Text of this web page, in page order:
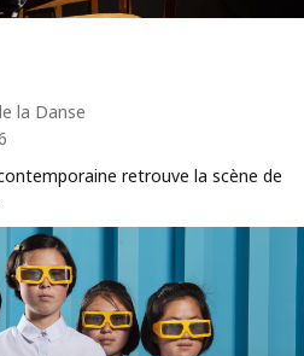
la Danse
retrouve la scène de